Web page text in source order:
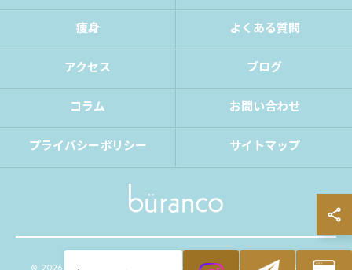
痩身 よくある質問
アクセス ブログ
コラム お問い合わせ
プライバシーポリシー サイトマップ